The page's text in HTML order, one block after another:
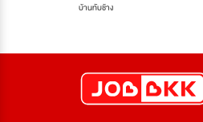
บ้านทับช้าง